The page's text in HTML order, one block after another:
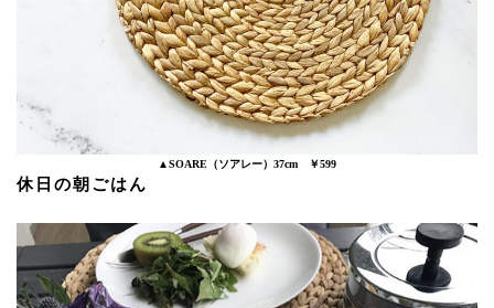
▲SOARE（ソアレー）37cm ￥599
休日の朝ごはん